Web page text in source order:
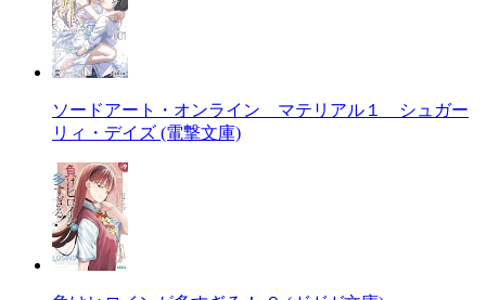
ソードアート・オンライン マテリアル１ シュガー
リィ・デイズ (電撃文庫)